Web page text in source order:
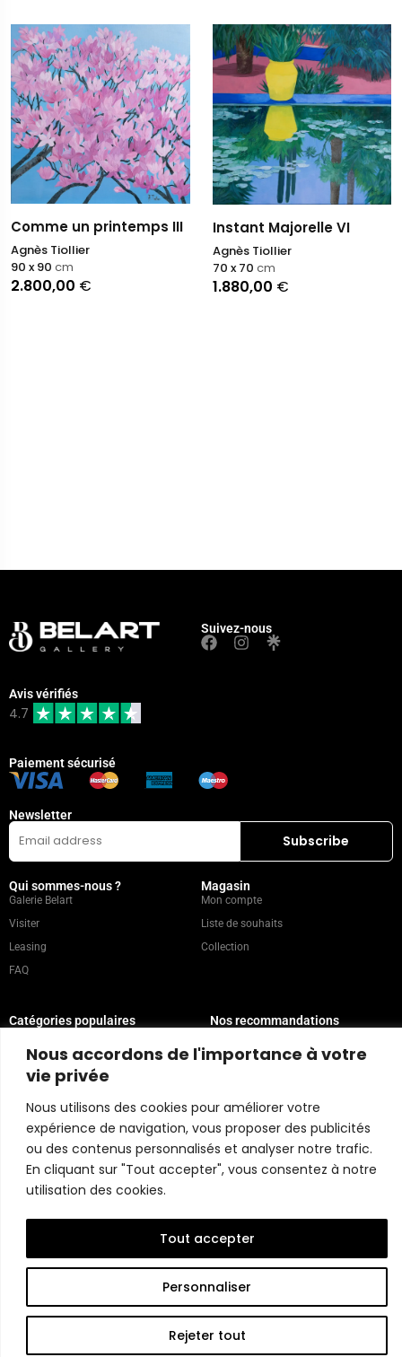
Nous accordons de l'importance à votre
vie privée
Nous utilisons des cookies pour améliorer votre
expérience de navigation, vous proposer des publicités
ou des contenus personnalisés et analyser notre trafic.
En cliquant sur "Tout accepter", vous consentez à notre
utilisation des cookies.
Personnaliser
Rejeter tout
Tout accepter
Comme un printemps III
Agnès Tiollier
2.800,00 €
90 x 90 cm
Instant Majorelle VI
Agnès Tiollier
1.880,00 €
70 x 70 cm
Suivez-nous
Avis vérifiés
4.7
Paiement sécurisé
Newsletter
Qui sommes-nous ?
Galerie Belart
Visiter
Leasing
FAQ
Magasin
Mon compte
Liste de souhaits
Collection
Catégories populaires
Peinture
Abstrait
Portrait
Nos recommandations
Contact
Politique du magasin
Copyright © 2026 Belart Gallery | Powered by Carre agency